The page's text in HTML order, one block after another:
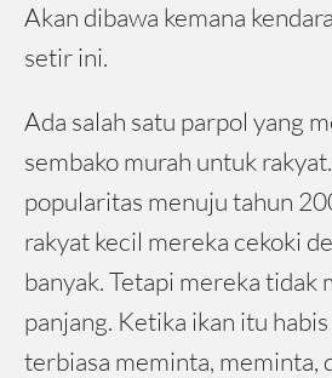
Akan dibawa kemana
setir ini.
Ada salah satu parpol yang
sembako murah untuk
popularitas menuju tahun
rakyat kecil mereka cekoki
banyak. Tetapi mereka tidak
panjang. Ketika ikan itu
terbiasa meminta, meminta,